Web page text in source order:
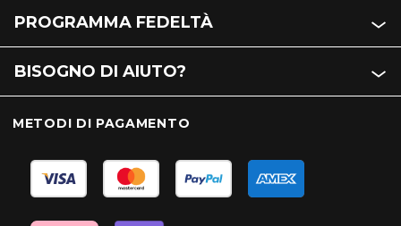
PROGRAMMA FEDELTÀ
BISOGNO DI AIUTO?
METODI DI PAGAMENTO